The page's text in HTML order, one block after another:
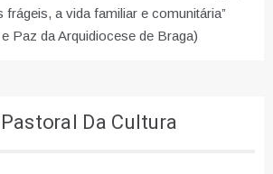
a vida familiar e comunitária”
Paz da Arquidiocese de Braga)
Da Cultura